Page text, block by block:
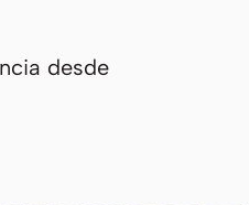
desde